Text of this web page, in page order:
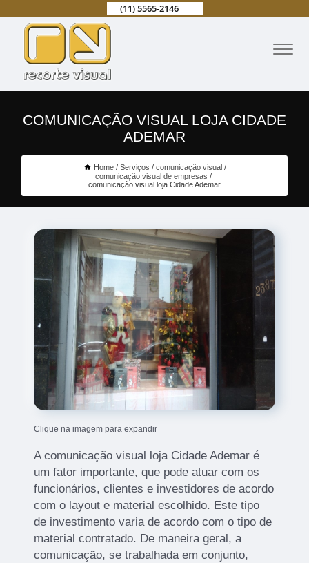
(11) 5565-2146
COMUNICAÇÃO VISUAL LOJA CIDADE
ADEMAR
Home Serviços
comunicação visual
comunicação visual de empresas
comunicação visual loja Cidade Ademar
Clique na imagem para expandir
A comunicação visual loja Cidade Ademar é
um fator importante, que pode atuar com os
funcionários, clientes e investidores de acordo
com o layout e material escolhido. Este tipo
de investimento varia de acordo com o tipo de
material contratado. De maneira geral, a
comunicação, se trabalhada em conjunto,